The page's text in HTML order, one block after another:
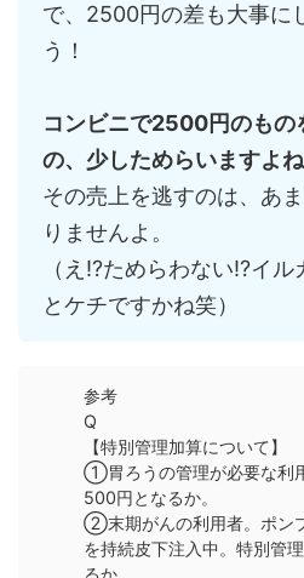
で、2500円の差も大事に
う！
コンビニで2500円のもの
の、少しためらいますよね
その売上を逃すのは、あ
りませんよ。
（え!?ためらわない!?イル
とケチですかね笑）
参考
Q
【特別管理加算につ
①胃ろうの管理が必要な利
500円となるか。
②末期がんの利用者。ポン
を持続皮下注入中。特別管